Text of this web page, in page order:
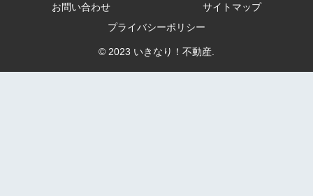
お問い合わせ
サイトマップ
プライバシーポリシー
© 2023 いきなり！不動産.